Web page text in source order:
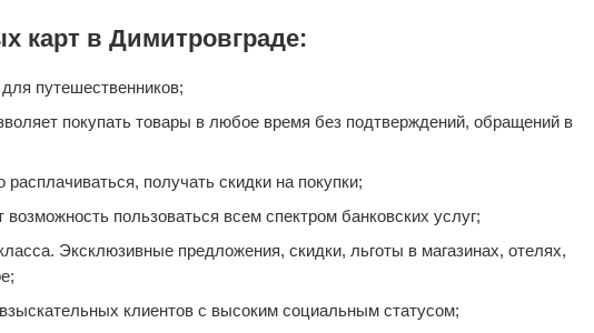
карт в Димитровграде:
путешественников;
покупать товары в любое время без подтверждений, обращений в
получать скидки на покупки;
возможность пользоваться всем спектром банковских услуг;
Эксклюзивные предложения, скидки, льготы в магазинах, отелях,
клиентов с высоким социальным статусом;